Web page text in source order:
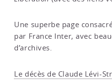
Une superbe page
par France Inter, avec
d’archives.
Le décès de Claude Lévi-